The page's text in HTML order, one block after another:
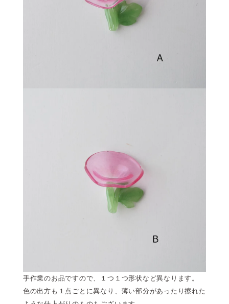
手作業のお品ですので、１つ１つ形状など異なります。
色の出方も１点ごとに異なり、薄い部分があったり擦れた